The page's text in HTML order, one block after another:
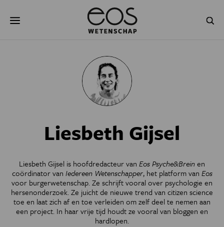
naar
NATUURWETENSCHAPPEN
PSYCHE & BREIN BLOGS
JONGE UITDAGERS
Liesbeth Gijsel
Liesbeth Gijsel is hoofdredacteur van Eos Psyche&Breinen
coördinator van Iedereen Wetenschapper, het platform van Eos
voor burgerwetenschap. Ze schrijft vooral over psychologie en
hersenonderzoek. Ze juicht de nieuwe trend van citizen science
toe en laat zich af en toe verleiden om zelf deel te nemen aan
een project. In haar vrije tijd houdt ze vooral van bloggen en
hardlopen.